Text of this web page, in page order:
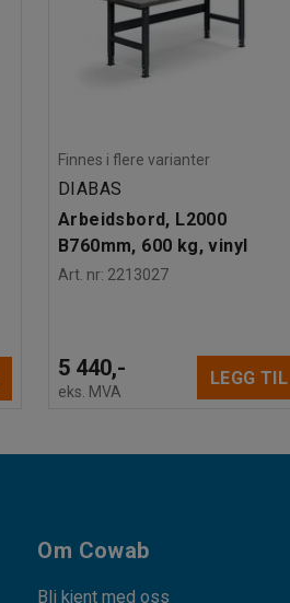
Finnes i flere varianter
DIABAS
Arbeidsbord, L2000
B760mm, 600 kg, vinyl
Art. nr: 2213027
5 440,-
eks. MVA
LEGG TIL
Om Cowab
Bli kjent med oss